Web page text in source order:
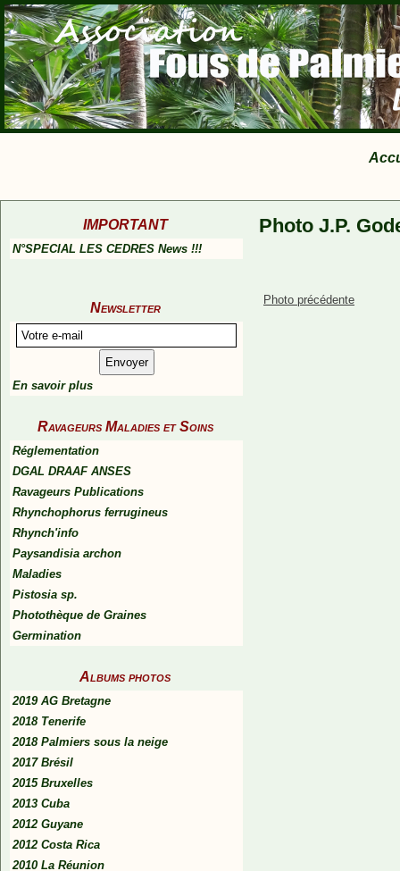
IMPORTANT
N°SPECIAL LES CEDRES News !!!
Newsletter
En savoir plus
Ravageurs Maladies et Soins
Réglementation
DGAL DRAAF ANSES
Ravageurs Publications
Rhynchophorus ferrugineus
Rhynch'info
Paysandisia archon
Maladies
Pistosia sp.
Photothèque de Graines
Germination
Albums photos
2019 AG Bretagne
2018 Tenerife
2018 Palmiers sous la neige
2017 Brésil
2015 Bruxelles
2013 Cuba
2012 Guyane
2012 Costa Rica
2010 La Réunion
Photo J.P.
Photo précédente